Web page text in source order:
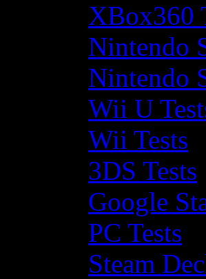
XBox360
Nintendo
Nintendo
Wii U
Wii Tests
3DS Tests
Google
PC Tests
Steam